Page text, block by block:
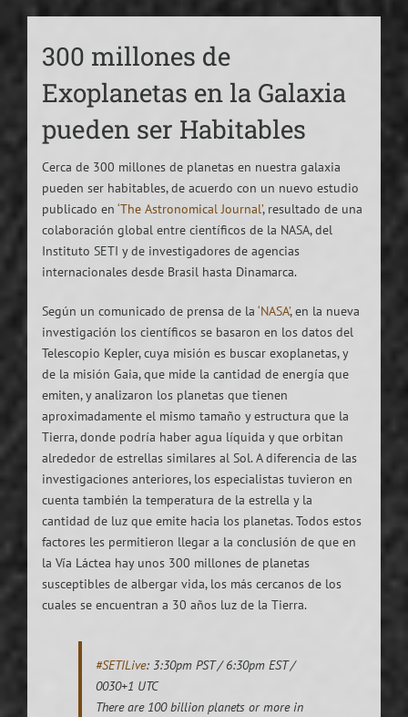
300 millones de
Exoplanetas en la Galaxia
pueden ser Habitables
Cerca de 300 millones de planetas en nuestra galaxia
pueden ser habitables, de acuerdo con un nuevo estudio
publicado en ‘The Astronomical Journal’, resultado de una
colaboración global entre científicos de la NASA, del
Instituto SETI y de investigadores de agencias
internacionales desde Brasil hasta Dinamarca.
Según un comunicado de prensa de la ‘NASA’, en la nueva
investigación los científicos se basaron en los datos del
Telescopio Kepler, cuya misión es buscar exoplanetas, y
de la misión Gaia, que mide la cantidad de energía que
emiten, y analizaron los planetas que tienen
aproximadamente el mismo tamaño y estructura que la
Tierra, donde podría haber agua líquida y que orbitan
alrededor de estrellas similares al Sol. A diferencia de las
investigaciones anteriores, los especialistas tuvieron en
cuenta también la temperatura de la estrella y la
cantidad de luz que emite hacia los planetas. Todos estos
factores les permitieron llegar a la conclusión de que en
la Vía Láctea hay unos 300 millones de planetas
susceptibles de albergar vida, los más cercanos de los
cuales se encuentran a 30 años luz de la Tierra.
#SETILive: 3:30pm PST / 6:30pm EST /
0030+1 UTC
There are 100 billion planets or more in